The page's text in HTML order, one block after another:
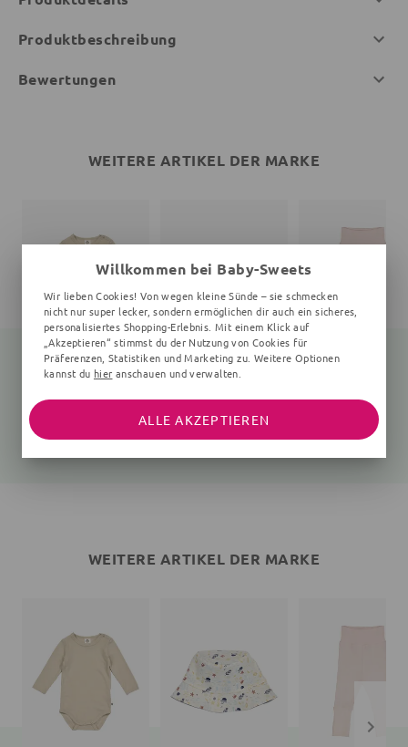
Produktbeschreibung
Bewertungen
WEITERE ARTIKEL DER MARKE
Langarmbody
Unifarben, beige
26,91 €
Print
25,35 € 27,90 €
Babyhose
Unifarben, rosa
24,90 €
WEITERE ARTIKEL DER MARKE
Willkommen bei Baby-Sweets
Wir lieben Cookies! Von wegen kleine Sünde – sie schmecken
nicht nur super lecker, sondern ermöglichen dir auch ein sicheres,
personalisiertes Shopping-Erlebnis. Mit einem Klick auf
„Akzeptieren“ stimmst du der Nutzung von Cookies für
Präferenzen, Statistiken und Marketing zu. Weitere Optionen
kannst du hier anschauen und verwalten.
ALLE AKZEPTIEREN